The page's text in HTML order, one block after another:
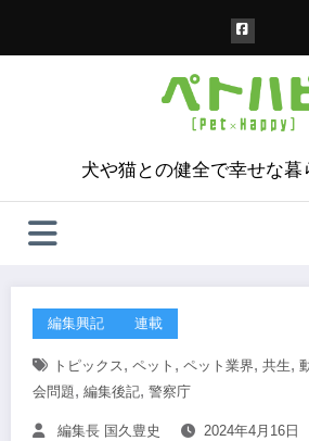
犬や猫との健全で幸せな暮
編集興記 連載
トピックス, ペット , ペット業界, 共生,
会問題, 編集後記, 警察庁
編集長 国久豊史 2024年4月16日